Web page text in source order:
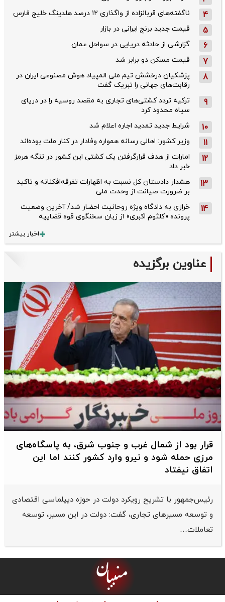
4 ناگفته‌های قربانزاده از واگذاری ۱۲ درصد هلدینگ خلیج فارس
5 قیمت جدید برنج ایرانی در بازار
6 گزارشی از حادثه دریایی در سواحل عمان
7 قیمت مسکن دو برابر شد
8
پزشکیان درخشش تیم ملی المپیاد هوش مصنوعی ایران در
رقابت‌های جهانی را تبریک گفت
9
ترکیه تردد کشتی‌های تجاری به مقصد روسیه را در دریای
سیاه محدود کرد
10 شرایط جدید تمدید اجاره اعلام شد
11 وزیر کشور: اهالی رسانه همواره وفادار در کنار ملت بوده‌اند
12
امارات از هدف قرارگرفتن یک کشتی این کشور در تنگه هرمز
خبر داد
13
هشدار دادستان کل نسبت به اظهارات تفرقه‌افکنانه و تاکید
بر ضرورت صیانت از وحدت ملی
14
خرازی به دادگاه ویژه روحانیت احضار شد/ آخرین وضعیت
پرونده «کلثوم اکبری» از زبان سخنگوی قوه قضاییه
اخبار بیشتر
عناوین برگزیده
قرار بود از شمال ‌غرب و جنوب‌ شرق، به پاسگاه‌های
مرزی حمله شود و نیرو وارد کشور کنند اما این
اتفاق نیفتاد
رئیس‌جمهور با تشریح رویکرد دولت در حوزه دیپلماسی اقتصادی
و توسعه مسیرهای تجاری، گفت: دولت در این مسیر، توسعه
تعاملات…